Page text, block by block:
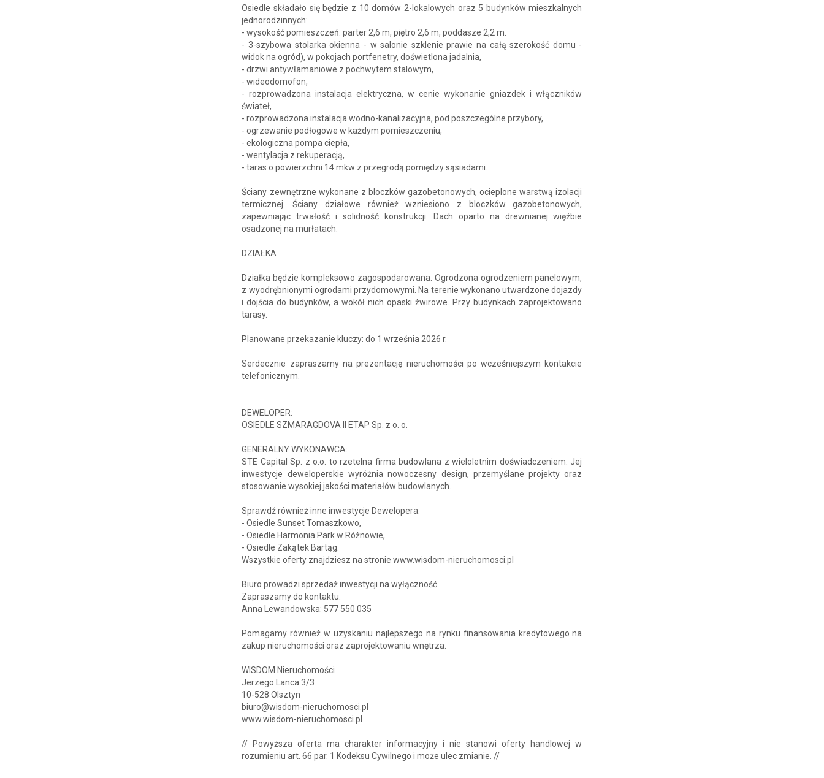
Osiedle składało się będzie z 10 domów 2-lokalowych oraz 5 budynków mieszkalnych
jednorodzinnych:
- wysokość pomieszczeń: parter 2,6 m, piętro 2,6 m, poddasze 2,2 m.
- 3-szybowa stolarka okienna - w salonie szklenie prawie na całą szerokość domu -
widok na ogród), w pokojach portfenetry, doświetlona jadalnia,
- drzwi antywłamaniowe z pochwytem stalowym,
- wideodomofon,
- rozprowadzona instalacja elektryczna, w cenie wykonanie gniazdek i włączników
świateł,
- rozprowadzona instalacja wodno-kanalizacyjna, pod poszczególne przybory,
- ogrzewanie podłogowe w każdym pomieszczeniu,
- ekologiczna pompa ciepła,
- wentylacja z rekuperacją,
- taras o powierzchni 14 mkw z przegrodą pomiędzy sąsiadami.
Ściany zewnętrzne wykonane z bloczków gazobetonowych, ocieplone warstwą izolacji
termicznej. Ściany działowe również wzniesiono z bloczków gazobetonowych,
zapewniając trwałość i solidność konstrukcji. Dach oparto na drewnianej więźbie
osadzonej na murłatach.
DZIAŁKA
Działka będzie kompleksowo zagospodarowana. Ogrodzona ogrodzeniem panelowym,
z wyodrębnionymi ogrodami przydomowymi. Na terenie wykonano utwardzone dojazdy
i dojścia do budynków, a wokół nich opaski żwirowe. Przy budynkach zaprojektowano
tarasy.
Planowane przekazanie kluczy: do 1 września 2026 r.
Serdecznie zapraszamy na prezentację nieruchomości po wcześniejszym kontakcie
telefonicznym.
DEWELOPER:
OSIEDLE SZMARAGDOVA II ETAP Sp. z o. o.
GENERALNY WYKONAWCA:
STE Capital Sp. z o.o. to rzetelna firma budowlana z wieloletnim doświadczeniem. Jej
inwestycje deweloperskie wyróżnia nowoczesny design, przemyślane projekty oraz
stosowanie wysokiej jakości materiałów budowlanych.
Sprawdź również inne inwestycje Dewelopera:
- Osiedle Sunset Tomaszkowo,
- Osiedle Harmonia Park w Różnowie,
- Osiedle Zakątek Bartąg.
Wszystkie oferty znajdziesz na stronie www.wisdom-nieruchomosci.pl
Biuro prowadzi sprzedaż inwestycji na wyłączność.
Zapraszamy do kontaktu:
Anna Lewandowska: 577 550 035
Pomagamy również w uzyskaniu najlepszego na rynku finansowania kredytowego na
zakup nieruchomości oraz zaprojektowaniu wnętrza.
WISDOM Nieruchomości
Jerzego Lanca 3/3
10-528 Olsztyn
biuro@wisdom-nieruchomosci.pl
www.wisdom-nieruchomosci.pl
// Powyższa oferta ma charakter informacyjny i nie stanowi oferty handlowej w
rozumieniu art. 66 par. 1 Kodeksu Cywilnego i może ulec zmianie. //